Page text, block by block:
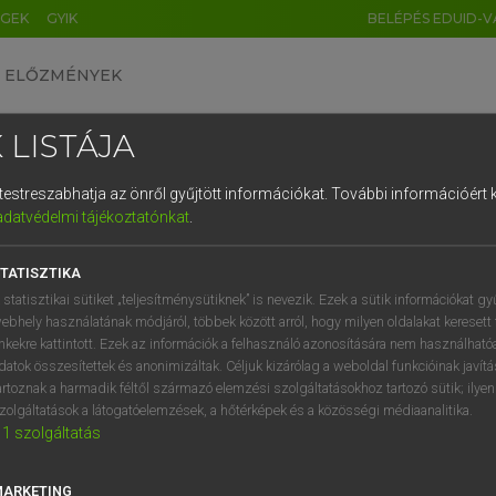
GYIK BELÉPÉS EDUID-
ELŐZMÉNYEK
egyetemes nagyszótár
VAN ELŐFIZETÉSED?
megtekintéséhez.
LISTÁJA
az önről gyűjtött információkat. További információért
tájékoztatónkat.
statisztikai sütiket „teljesítménysütiknek” is nevezik. Ezek a sütik információkat
használatának módjáról, többek között arról, hogy milyen oldalakat keresett
kattintott. Ezek az információk a felhasználó azonosítására nem
összesítettek és anonimizáltak. Céljuk kizárólag a weboldal funkcióinak
a harmadik féltől származó elemzési szolgáltatásokhoz tartozó sütik;
a látogatóelemzések, a hőtérképek és a közösségi médiaanalitika.
1 szolgáltatás
DE CN FR ES IT NL
1 2 3 4 5 6 7 8 9
q w e r t z u i
a s d f g h j k l é
í y x c v b n m , .